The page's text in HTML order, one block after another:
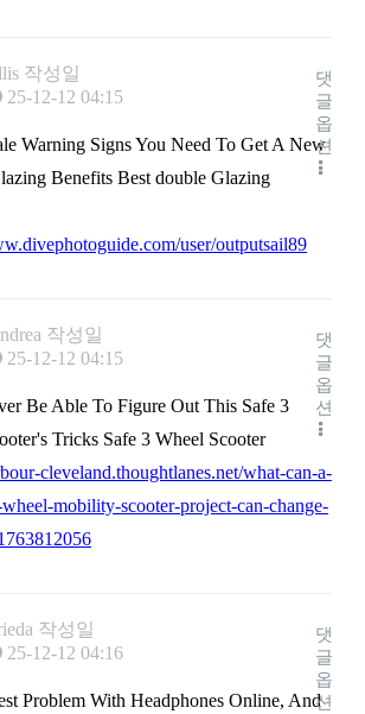
작성일
25-12-12 04:15
Warning Signs You Need To Get A New
Benefits Best double Glazing
user/outputsail89
댓
글
옵
션
작성일
25-12-12 04:15
Be Able To Figure Out This Safe 3
Tricks Safe 3 Wheel Scooter
cleveland.thoughtlanes.net/what-can-a-
mobility-scooter-project-can-change-
댓
글
옵
션
작성일
25-12-12 04:16
Problem With Headphones Online, And
댓
글
옵
션